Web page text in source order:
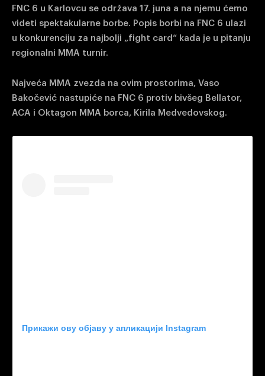
FNC 6 u Karlovcu se održava 17. juna a na njemu ćemo
videti spektakularne borbe. Popis borbi na FNC 6 ulazi
u konkurenciju za najbolji „fight card“ kada je u pitanju
regionalni MMA turnir.
Najveća MMA zvezda na ovim prostorima, Vaso
Bakočević nastupiće na FNC 6 protiv bivšeg Bellator,
ACA i Oktagon MMA borca, Kirila Medvedovskog.
Прикажи ову објаву у апликацији Instagram